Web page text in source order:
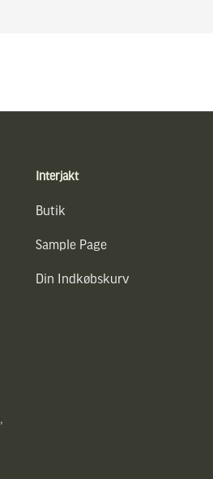
Interjakt
Butik
Sample Page
Din Indkøbskurv